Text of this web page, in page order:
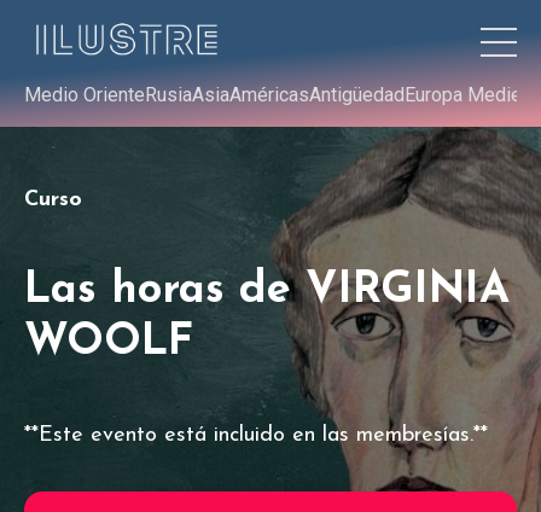
Medio OrienteRusiaAsiaAméricasAntigüedadEuropa
Curso
Las horas de VIRGINIA
WOOLF
**Este evento está incluido en las membresías.**